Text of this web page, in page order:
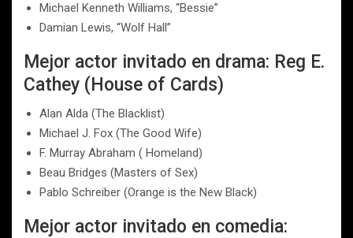
Michael Kenneth Williams, “Bessie”
Damian Lewis, “Wolf Hall”
Mejor actor invitado en drama: Reg E.
Cathey (House of Cards)
Alan Alda (The Blacklist)
Michael J. Fox (The Good Wife)
F. Murray Abraham ( Homeland)
Beau Bridges (Masters of Sex)
Pablo Schreiber (Orange is the New Black)
Mejor actor invitado en comedia: